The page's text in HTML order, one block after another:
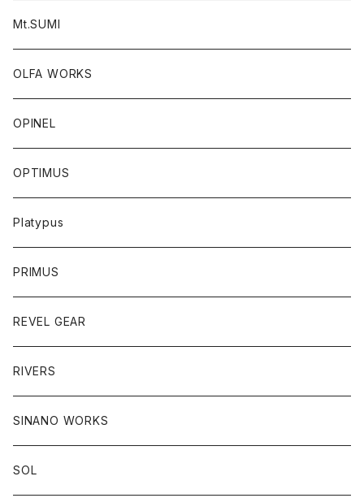
Mt.SUMI
OLFA WORKS
OPINEL
OPTIMUS
Platypus
PRIMUS
REVEL GEAR
RIVERS
SINANO WORKS
SOL